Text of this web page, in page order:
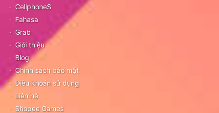
CellphoneS
Fahasa
Grab
Giới thiệu
Blog
Chính sách bảo mật
Điều khoản sử dụng
Liên hệ
Shopee Games